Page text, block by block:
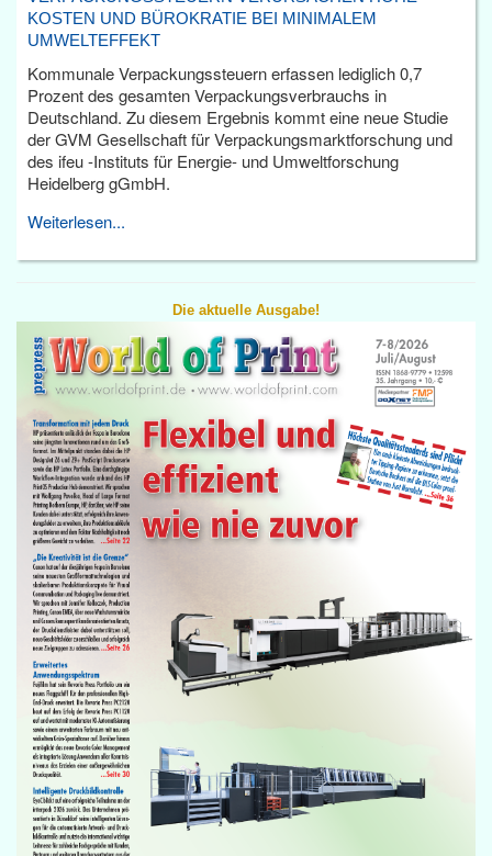
KOSTEN UND BÜROKRATIE BEI MINIMALEM
UMWELTEFFEKT
Kommunale Verpackungssteuern erfassen lediglich 0,7
Prozent des gesamten Verpackungsverbrauchs in
Deutschland. Zu diesem Ergebnis kommt eine neue Studie
der GVM Gesellschaft für Verpackungsmarktforschung und
des ifeu -Instituts für Energie- und Umweltforschung
Heidelberg gGmbH.
Weiterlesen...
Die aktuelle Ausgabe!